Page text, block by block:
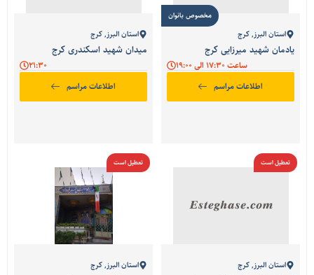
استان البرز,کرج
یادمان شهید میرزایی کرج
ساعت 17:30 الی 19:00
اطلاعات مراسم
مخصوص بانوان
استان البرز,کرج
میدان شهید اسکندری کرج
اطلاعات مراسم
تعطیل است
استان البرز,کرج
تعطیل است
استان البرز,کرج